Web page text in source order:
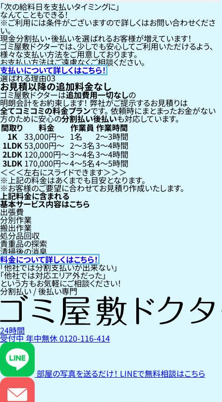
「次の給料日を支払いタイミングに」
なんてこともできる！
ご利用には条件がございますので詳しくはお問い合わせくださ
い。
現金分割払い・後払いを選ばれるお客様が増えています！
ゴミ屋敷ドクターでは、少しでも安心してご利用いただけるよう、
様々な支払い方法をご用意しております。
お支払い方法はご遠慮なくご相談ください。
支払いについて詳しくはこちら！
選ばれる理由03
お見積以降の追加料金なし
ゴミ屋敷ドクターは追加費用一切なしの
明朗会計をお約束します！弊社がご提示するお見積りは
全てコミコミの料金プランです。依頼時にまとまったお金がない
方のために安心の分割払い後払いも対応しています。
間取り 料金 作業員 作業時間
1K 33,000円〜 1名 2〜3時間
1LDK53,000円〜 2〜3名3〜4時間
2LDK 120,000円〜3〜4名3〜4時間
3LDK 170,000円〜4〜5名4〜5時間
左右にスライドできます
上記の料金はあくまでも目安となります。
お客様のご要望に合わせてお見積り作成いたします。
上記料金に含まれる
基本サービス内容はこちら
出張費
分別作業
搬出作業
処分品回収
貴重品の探索
清掃後の消臭
料金について詳しくはこちら！
「他社では分割支払いが出来ない」
「他社では対応エリア外だった」
という方もお気軽にご相談ください！
分割払い / 後払い専門
24時間
受付中年中無休0120-116-414
部屋の写真を送るだけ！ LINEで無料相談はこちら